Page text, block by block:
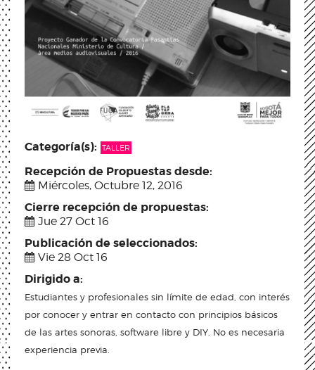
Categoría(s): TALLER
Recepción de Propuestas desde:
Miércoles, Octubre 12, 2016
Cierre recepción de propuestas:
Jue 27 Oct 16
Publicación de seleccionados:
Vie 28 Oct 16
Dirigido a:
Estudiantes y profesionales sin límite de edad, con interés
por conocer y entrar en contacto con principios básicos
de las artes sonoras, software libre y DIY. No es necesaria
experiencia previa.